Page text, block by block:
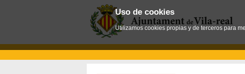
Uso de cookies
Utilizamos cookies propias y de terceros para